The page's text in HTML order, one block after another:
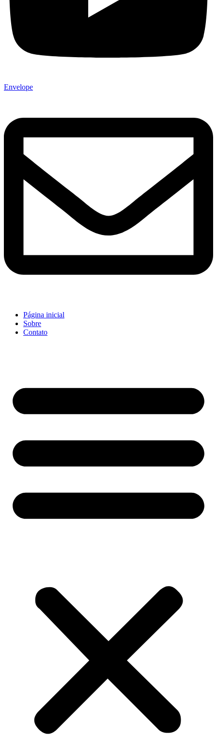
Envelope
Página inicial
Sobre
Contato